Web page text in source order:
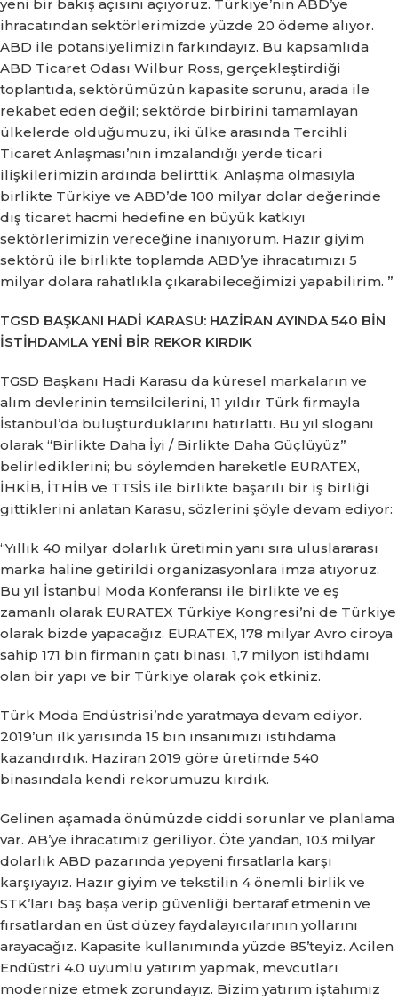
yeni bir bakış açısını açıyoruz. Türkiye’nin ABD’ye
ihracatından sektörlerimizde yüzde 20 ödeme alıyor.
ABD ile potansiyelimizin farkındayız. Bu kapsamlıda
ABD Ticaret Odası Wilbur Ross, gerçekleştirdiği
toplantıda, sektörümüzün kapasite sorunu, arada ile
rekabet eden değil; sektörde birbirini tamamlayan
ülkelerde olduğumuzu, iki ülke arasında Tercihli
Ticaret Anlaşması’nın imzalandığı yerde ticari
ilişkilerimizin ardında belirttik. Anlaşma olmasıyla
birlikte Türkiye ve ABD’de 100 milyar dolar değerinde
dış ticaret hacmi hedefine en büyük katkıyı
sektörlerimizin vereceğine inanıyorum. Hazır giyim
sektörü ile birlikte toplamda ABD’ye ihracatımızı 5
milyar dolara rahatlıkla çıkarabileceğimizi yapabilirim. ”
TGSD BAŞKANI HADİ KARASU: HAZİRAN AYINDA 540 BİN
İSTİHDAMLA YENİ BİR REKOR KIRDIK
TGSD Başkanı Hadi Karasu da küresel markaların ve
alım devlerinin temsilcilerini, 11 yıldır Türk firmayla
İstanbul’da buluşturduklarını hatırlattı. Bu yıl sloganı
olarak “Birlikte Daha İyi / Birlikte Daha Güçlüyüz”
belirlediklerini; bu söylemden hareketle EURATEX,
İHKİB, İTHİB ve TTSİS ile birlikte başarılı bir iş birliği
gittiklerini anlatan Karasu, sözlerini şöyle devam ediyor:
“Yıllık 40 milyar dolarlık üretimin yanı sıra uluslararası
marka haline getirildi organizasyonlara imza atıyoruz.
Bu yıl İstanbul Moda Konferansı ile birlikte ve eş
zamanlı olarak EURATEX Türkiye Kongresi’ni de Türkiye
olarak bizde yapacağız. EURATEX, 178 milyar Avro ciroya
sahip 171 bin firmanın çatı binası. 1,7 milyon istihdamı
olan bir yapı ve bir Türkiye olarak çok etkiniz.
Türk Moda Endüstrisi’nde yaratmaya devam ediyor.
2019’un ilk yarısında 15 bin insanımızı istihdama
kazandırdık. Haziran 2019 göre üretimde 540
binasındala kendi rekorumuzu kırdık.
Gelinen aşamada önümüzde ciddi sorunlar ve planlama
var. AB’ye ihracatımız geriliyor. Öte yandan, 103 milyar
dolarlık ABD pazarında yepyeni fırsatlarla karşı
karşıyayız. Hazır giyim ve tekstilin 4 önemli birlik ve
STK’ları baş başa verip güvenliği bertaraf etmenin ve
fırsatlardan en üst düzey faydalayıcılarının yollarını
arayacağız. Kapasite kullanımında yüzde 85’teyiz. Acilen
Endüstri 4.0 uyumlu yatırım yapmak, mevcutları
modernize etmek zorundayız. Bizim yatırım iştahımız